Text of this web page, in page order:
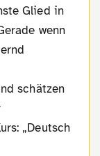
Glied in
wenn
schätzen
„Deutsch